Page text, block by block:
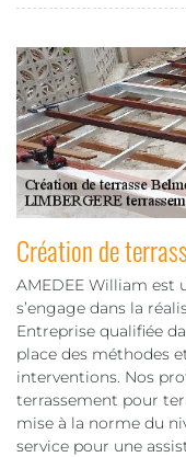
Création de
AMEDEE William est
s’engage dans la
Entreprise qualifiée
place des méthodes
interventions. Nos
terrassement pour
mise à la norme du
service pour une